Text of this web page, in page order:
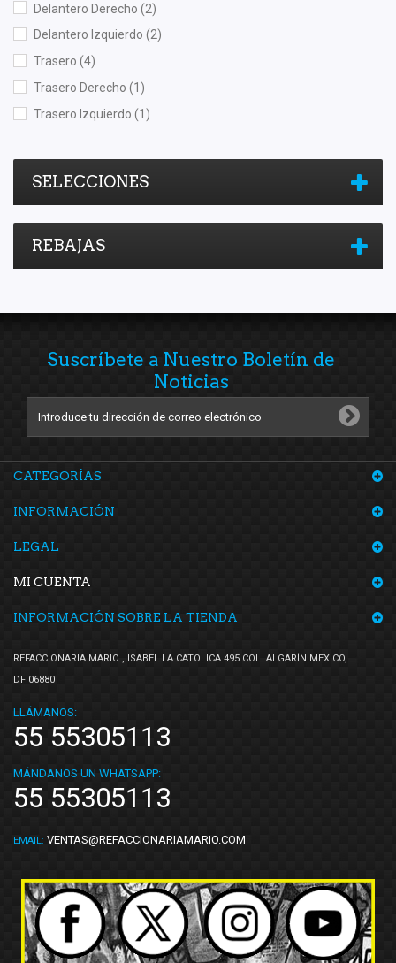
Delantero Derecho (2)
Delantero Izquierdo (2)
Trasero (4)
Trasero Derecho (1)
Trasero Izquierdo (1)
SELECCIONES
REBAJAS
Suscríbete a Nuestro Boletín de
Noticias
CATEGORÍAS
INFORMACIÓN
LEGAL
MI CUENTA
INFORMACIÓN SOBRE LA TIENDA
REFACCIONARIA MARIO , ISABEL LA CATOLICA 495 COL. ALGARÍN MEXICO,
DF 06880
LLÁMANOS:
55 55305113
MÁNDANOS UN WHATSAPP:
55 55305113
EMAIL: VENTAS@REFACCIONARIAMARIO.COM